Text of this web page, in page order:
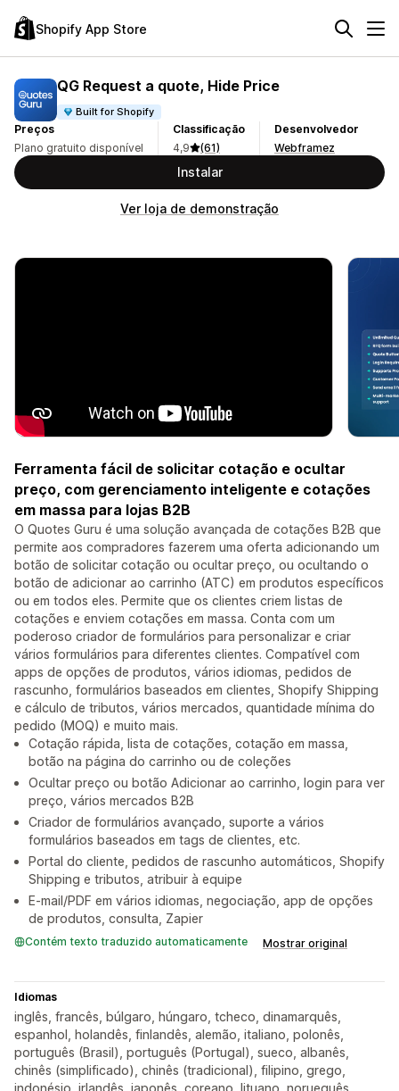
Shopify App Store
QG Request a quote, Hide Price
Built for Shopify
Preços
Plano gratuito disponível
Classificação
4,9
(61)
Desenvolvedor
Webframez
Instalar
Ver loja de demonstração
Ferramenta fácil de solicitar cotação e ocultar
preço, com gerenciamento inteligente e cotações
em massa para lojas B2B
O Quotes Guru é uma solução avançada de cotações B2B que
permite aos compradores fazerem uma oferta adicionando um
botão de solicitar cotação ou ocultar preço, ou ocultando o
botão de adicionar ao carrinho (ATC) em produtos específicos
ou em todos eles. Permite que os clientes criem listas de
cotações e enviem cotações em massa. Conta com um
poderoso criador de formulários para personalizar e criar
vários formulários para diferentes clientes. Compatível com
apps de opções de produtos, vários idiomas, pedidos de
rascunho, formulários baseados em clientes, Shopify Shipping
e cálculo de tributos, vários mercados, quantidade mínima do
pedido (MOQ) e muito mais.
Cotação rápida, lista de cotações, cotação em massa,
botão na página do carrinho ou de coleções
Ocultar preço ou botão Adicionar ao carrinho, login para ver
preço, vários mercados B2B
Criador de formulários avançado, suporte a vários
formulários baseados em tags de clientes, etc.
Portal do cliente, pedidos de rascunho automáticos, Shopify
Shipping e tributos, atribuir à equipe
E-mail/PDF em vários idiomas, negociação, app de opções
de produtos, consulta, Zapier
Contém texto traduzido automaticamente Mostrar original
Idiomas
inglês, francês, búlgaro, húngaro, tcheco, dinamarquês,
espanhol, holandês, finlandês, alemão, italiano, polonês,
português (Brasil), português (Portugal), sueco, albanês,
chinês (simplificado), chinês (tradicional), filipino, grego,